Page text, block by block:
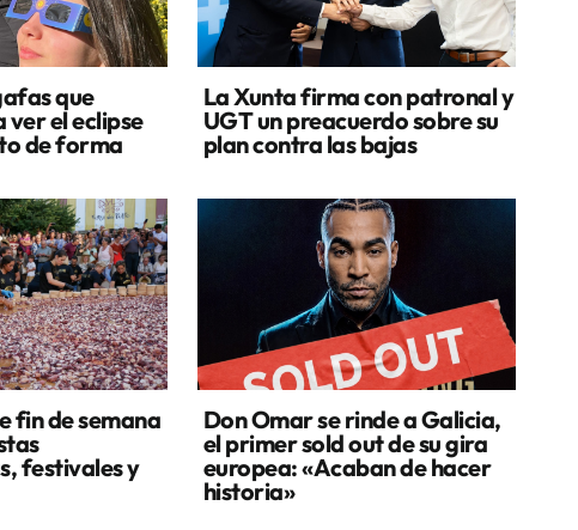
que
ver el eclipse
de forma
La Xunta firma con patronal y
UGT un preacuerdo sobre su
plan contra las bajas
fin de semana
festivales y
Don Omar se rinde a Galicia,
el primer sold out de su gira
europea: «Acaban de hacer
historia»